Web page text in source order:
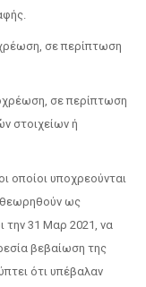
σε περίπτωση
σε περίπτωση
στοιχείων ή
οποίοι υποχρεούνται
θεωρηθούν ως
την 31 Μαρ 2021, να
βεβαίωση της
ότι υπέβαλαν